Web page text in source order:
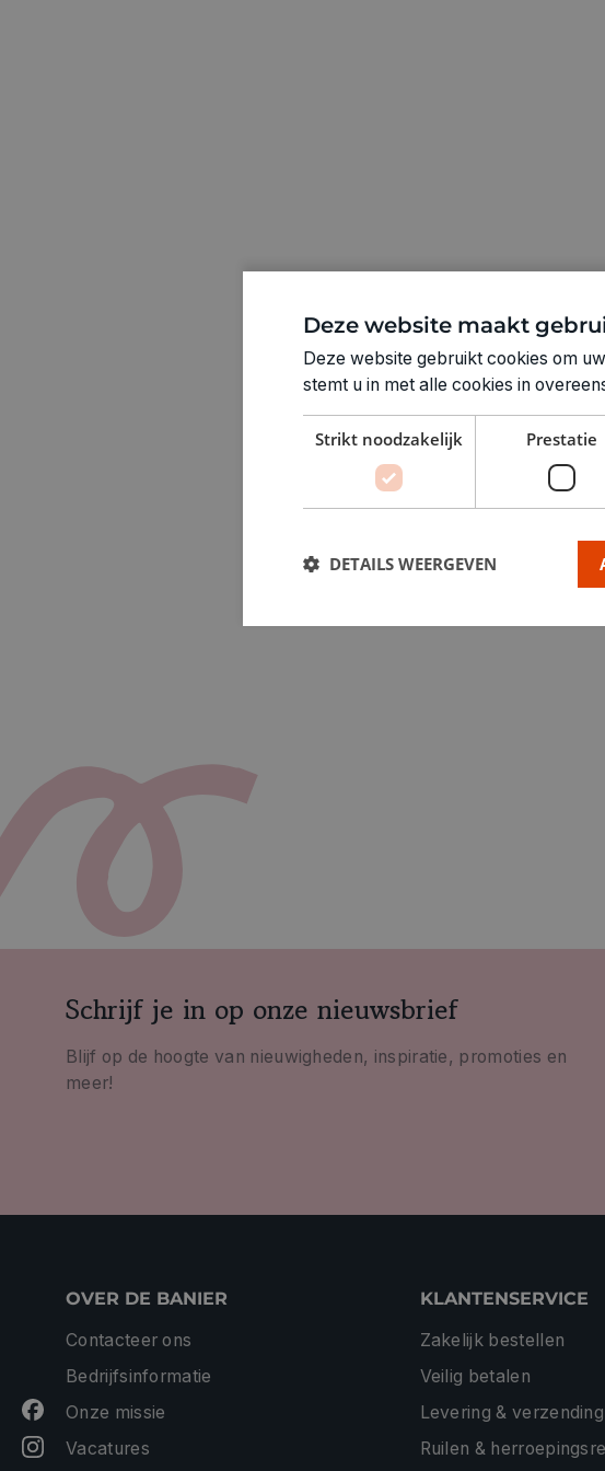
Schrijf je in op onze nieuwsbrief
Blijf op de hoogte van nieuwigheden, inspiratie, promoties en
meer!
OVER DE BANIER
Contacteer ons
Bedrijfsinformatie
Onze missie
Vacatures
KLANTENSERVICE
Zakelijk bestellen
Veilig betalen
Levering & verzending
Ruilen &
Deze website maakt
Deze website gebruikt cookies om
stemt u in met alle cookies in
Strikt noodzakelijk Prestatie
DETAILS WEERGEVEN